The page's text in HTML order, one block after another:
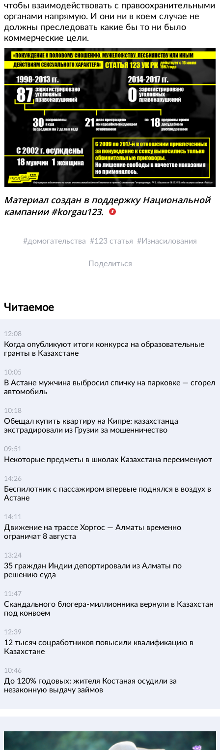
чтобы взаимодействовать с правоохранительными
органами напрямую. И они ни в коем случае не
должны преследовать какие бы то ни было
коммерческие цели.
Материал создан в поддержку Национальной
кампании #korgau123.
домогательства 123 статья Изнасилования
Поделиться
Читаемое
12:08
Когда опубликуют итоги конкурса на образовательные
гранты в Казахстане
10:05
В Астане мужчина выбросил спичку на парковке — сгорел
автомобиль
10:18
Обещал купить квартиру на Кипре: казахстанца
экстрадировали из Грузии за мошенничество
09:51
Некоторые предметы в школах Казахстана переименуют
14:26
Беспилотник с пассажиром впервые поднялся в воздух в
Астане
14:11
Движение на трассе Хоргос — Алматы временно
ограничат 8 августа
13:24
35 граждан Индии депортировали из Алматы по
решению суда
11:47
Скандального блогера-миллионника вернули в Казахстан
под конвоем
12:39
12 тысяч соцработников повысили квалификацию в
Казахстане
10:46
До 120% годовых: жителя Костаная осудили за
незаконную выдачу займов